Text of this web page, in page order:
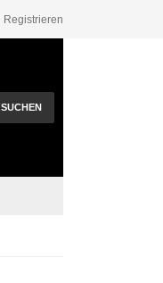
Registrieren
SUCHEN